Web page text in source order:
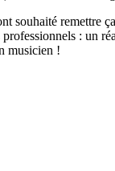
souhaité remettre
: un
musicien !